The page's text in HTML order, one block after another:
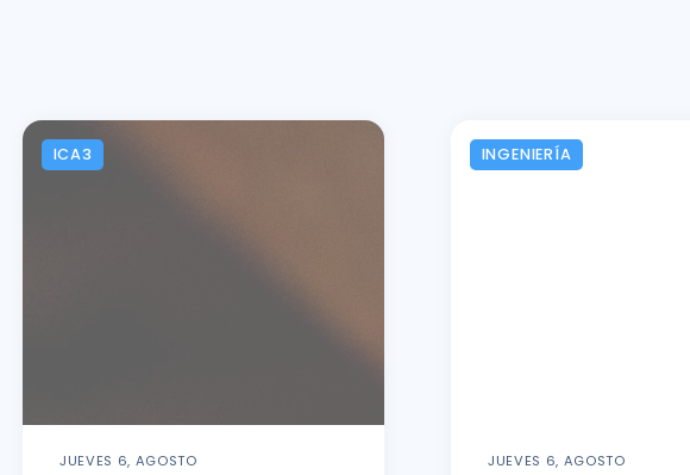
ICA3
JUEVES 6, AGOSTO
INGENIERÍA
JUEVES 6, AGOSTO